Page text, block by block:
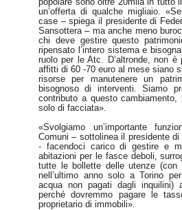
un’offerta di qualche migliaio.
case – spiega il presidente di
Sansottera – ma anche meno
chi deve gestire questo
ripensato l’intero sistema e
ruolo per le Atc. D’altronde, non è
affitti di 60 -70 euro al mese siano
risorse per manutenere un
bisognoso di interventi. Siamo
contributo a questo
solo di facciata».
«Svolgiamo un’importante
Comuni – sottolinea il presidente
- facendoci carico di gestire e
abitazioni per le fasce deboli,
tutte le bollette delle utenze (con
nell’ultimo anno solo a Torino
acqua non pagati dagli inquilini)
perché dovremmo pagare le
proprietario di immobili».